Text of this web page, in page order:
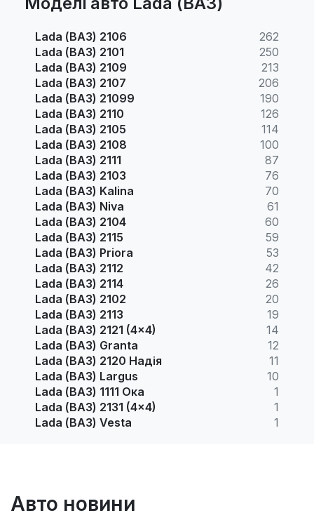
Lada (ВАЗ) 2106
262
Lada (ВАЗ) 2101
250
Lada (ВАЗ) 2109
213
Lada (ВАЗ) 2107
206
Lada (ВАЗ) 21099
190
Lada (ВАЗ) 2110
126
Lada (ВАЗ) 2105
114
Lada (ВАЗ) 2108
100
Lada (ВАЗ) 2111
87
Lada (ВАЗ) 2103
76
Lada (ВАЗ) Kalina
70
Lada (ВАЗ) Niva
61
Lada (ВАЗ) 2104
60
Lada (ВАЗ) 2115
59
Lada (ВАЗ) Priora
53
Lada (ВАЗ) 2112
42
Lada (ВАЗ) 2114
26
Lada (ВАЗ) 2102
20
Lada (ВАЗ) 2113
19
Lada (ВАЗ) 2121 (4x4)
14
Lada (ВАЗ) Granta
12
Lada (ВАЗ) 2120 Надія
11
Lada (ВАЗ) Largus
10
Lada (ВАЗ) 1111 Ока
1
Lada (ВАЗ) 2131 (4x4)
1
Lada (ВАЗ) Vesta
1
Авто новини